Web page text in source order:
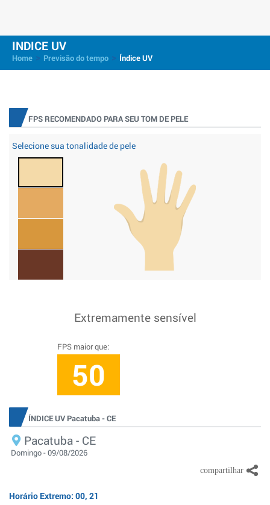
INDICE UV
Home Previsão do tempo Índice UV
FPS RECOMENDADO PARA SEU TOM DE PELE
Selecione sua tonalidade de pele
Extremamente sensível
FPS maior que:
50
ÍNDICE UV Pacatuba - CE
Pacatuba - CE
Domingo - 09/08/2026
Horário Extremo: 00, 21